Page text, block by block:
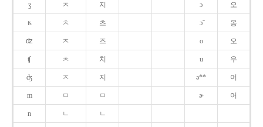
ʒ ㅈ 지 ɔ 오
ʦ ㅊ 츠 ɔ̃ 옹
ʣ ㅈ 즈 o 오
ʧ ㅊ 치 u 우
ʤ ㅈ 지 ə** 어
m ㅁ ㅁ ɚ 어
n ㄴ ㄴ